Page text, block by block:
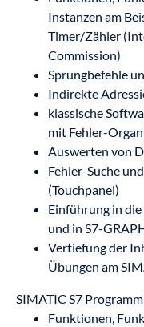
Instanzen am
Timer/Zähler
Commission)
Sprungbefehle
Indirekte
klassische
mit Fehler-
Auswerten von
Fehler-Suche
(Touchpanel)
Einführung in
und in S7-
Vertiefung der
Übungen am
SIMATIC S7
Funktionen,